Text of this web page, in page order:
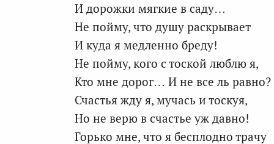
И дорожки мягкие в саду…
Не пойму, что душу раскрывает
И куда я медленно бреду!
Не пойму, кого с тоской люблю я,
Кто мне дорог… И не все ль равно?
Счастья жду я, мучась и тоскуя,
Но не верю в счастье уж давно!
Горько мне, что я бесплодно трачу